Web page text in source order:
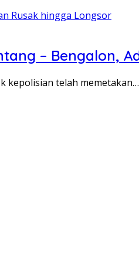
– Bengalon,
kepolisian telah memetakan…